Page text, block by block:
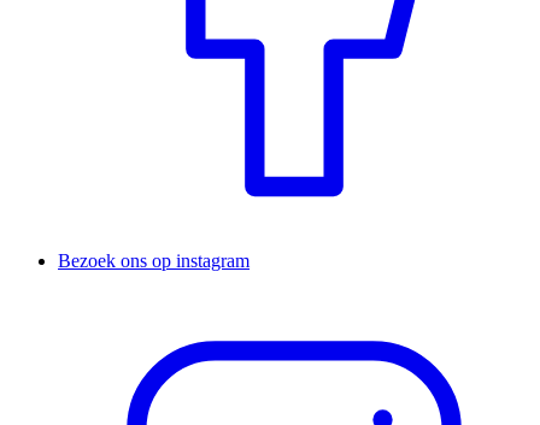
Bezoek ons op instagram